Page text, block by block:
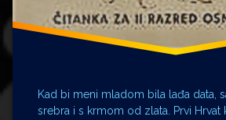
Kad bi meni mladom bila lađa data,
srebra i s krmom od zlata. Prvi Hrvat